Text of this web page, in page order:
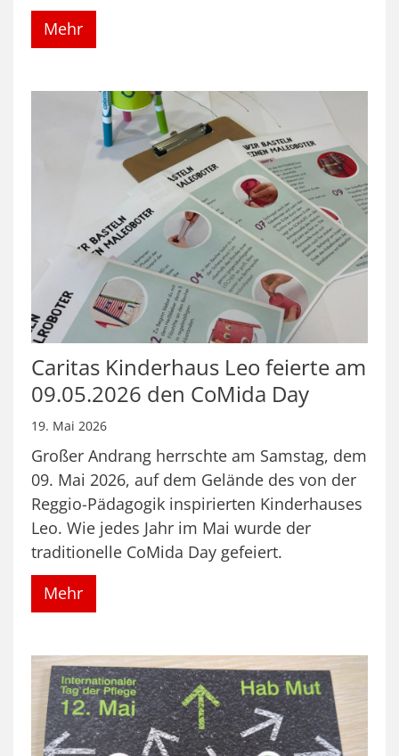
Mehr
Caritas Kinderhaus Leo feierte am
09.05.2026 den CoMida Day
19. Mai 2026
Großer Andrang herrschte am Samstag, dem
09. Mai 2026, auf dem Gelände des von der
Reggio-Pädagogik inspirierten Kinderhauses
Leo. Wie jedes Jahr im Mai wurde der
traditionelle CoMida Day gefeiert.
Mehr